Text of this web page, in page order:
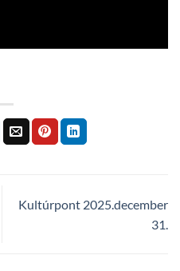
Kultúrpont 2025.december
31.